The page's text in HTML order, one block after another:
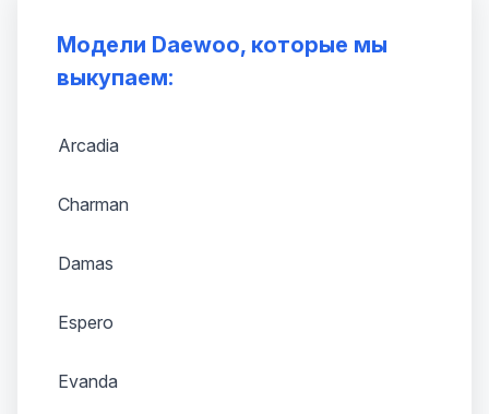
Модели Daewoo, которые мы
выкупаем:
Arcadia
Charman
Damas
Espero
Evanda